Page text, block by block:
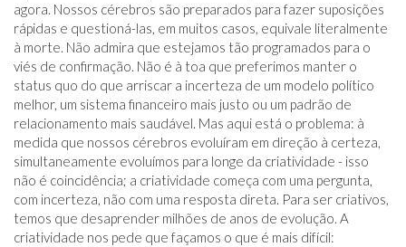
agora. Nossos cérebros são preparados para fazer suposições
rápidas e questioná-las, em muitos casos, equivale literalmente
à morte. Não admira que estejamos tão programados para o
viés de confirmação. Não é à toa que preferimos manter o
status quo do que arriscar a incerteza de um modelo político
melhor, um sistema financeiro mais justo ou um padrão de
relacionamento mais saudável. Mas aqui está o problema: à
medida que nossos cérebros evoluíram em direção à certeza,
simultaneamente evoluímos para longe da criatividade - isso
não é coincidência; a criatividade começa com uma pergunta,
com incerteza, não com uma resposta direta. Para ser criativos,
temos que desaprender milhões de anos de evolução. A
criatividade nos pede que façamos o que é mais difícil: